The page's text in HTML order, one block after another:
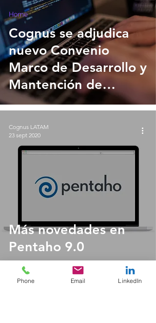
Cognus se adjudica
nuevo Convenio
Marco de Desarrollo y
Mantención de
Software y SSPP TI
Home
Más novedades en
Pentaho 9.0
Cognus LATAM
23 sept 2020
Phone Email LinkedIn